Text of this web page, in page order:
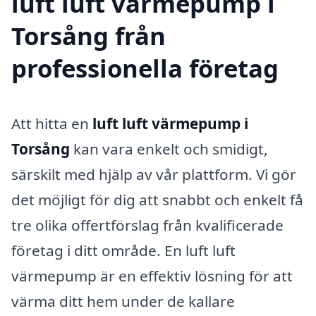
Torsång från
professionella företag
Att hitta en luft luft värmepump i
Torsång kan vara enkelt och smidigt,
särskilt med hjälp av vår plattform. Vi gör
det möjligt för dig att snabbt och enkelt få
tre olika offertförslag från kvalificerade
företag i ditt område. En luft luft
värmepump är en effektiv lösning för att
värma ditt hem under de kallare